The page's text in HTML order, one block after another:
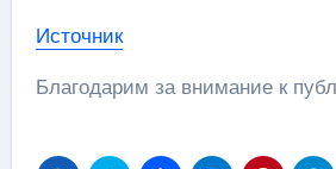
Источник
Благодарим за внимание к